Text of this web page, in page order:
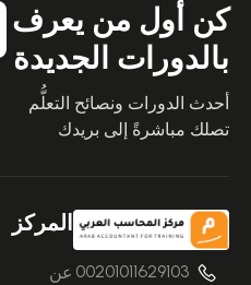
كن أول من يعرف
بالدورات الجديدة
أحدث الدورات ونصائح التعلُّم
تصلك مباشرةً إلى بريدك
00201011629103
المركز
عن